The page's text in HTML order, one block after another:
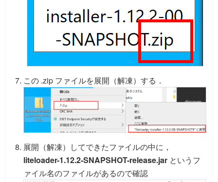
この .zip ファイルを展開（解凍）する．
展開（解凍）してできたファイルの中に，
liteloader-1.12.2-SNAPSHOT-release.jar というフ
ァイル名のファイルがあるので確認